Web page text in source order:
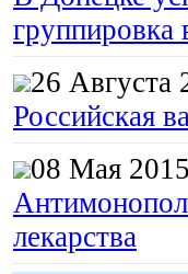
группировка
26 Августа
Российская
08 Мая 2015
лекарства